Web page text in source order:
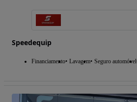
Speedequip
Financiamento Lavagem Seguro automóvel